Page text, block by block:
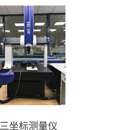
三坐标测量仪